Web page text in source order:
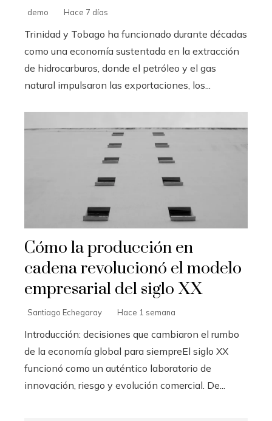
demo Hace 7 días
Trinidad y Tobago ha funcionado durante décadas
como una economía sustentada en la extracción
de hidrocarburos, donde el petróleo y el gas
natural impulsaron las exportaciones, los...
Cómo la producción en
cadena revolucionó el modelo
empresarial del siglo XX
Santiago Echegaray Hace 1 semana
Introducción: decisiones que cambiaron el rumbo
de la economía global para siempreEl siglo XX
funcionó como un auténtico laboratorio de
innovación, riesgo y evolución comercial. De...